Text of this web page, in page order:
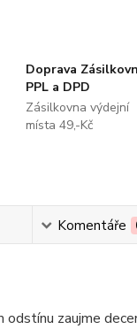
Doprava
PPL a DPD
Zásilkovna výdejní
místa 49,-Kč
Komentáře
zaujme